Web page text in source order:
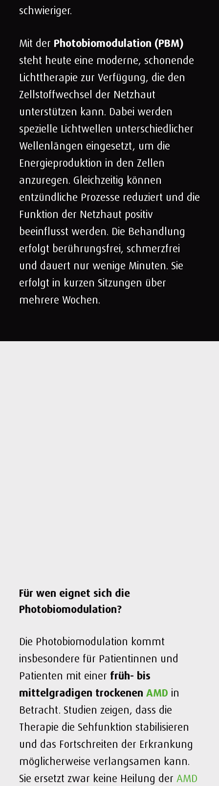
schwieriger.
Mit der Photobiomodulation (PBM)
steht heute eine moderne, schonende
Lichttherapie zur Verfügung, die den
Zellstoffwechsel der Netzhaut
unterstützen kann. Dabei werden
spezielle Lichtwellen unterschiedlicher
Wellenlängen eingesetzt, um die
Energieproduktion in den Zellen
anzuregen. Gleichzeitig können
entzündliche Prozesse reduziert und die
Funktion der Netzhaut positiv
beeinflusst werden. Die Behandlung
erfolgt berührungsfrei, schmerzfrei
und dauert nur wenige Minuten. Sie
erfolgt in kurzen Sitzungen über
mehrere Wochen.
Für wen eignet sich die
Photobiomodulation?
Die Photobiomodulation kommt
insbesondere für Patientinnen und
Patienten mit einer früh- bis
mittelgradigen trockenen AMD in
Betracht. Studien zeigen, dass die
Therapie die Sehfunktion stabilisieren
und das Fortschreiten der Erkrankung
möglicherweise verlangsamen kann.
Sie ersetzt zwar keine Heilung der AMD